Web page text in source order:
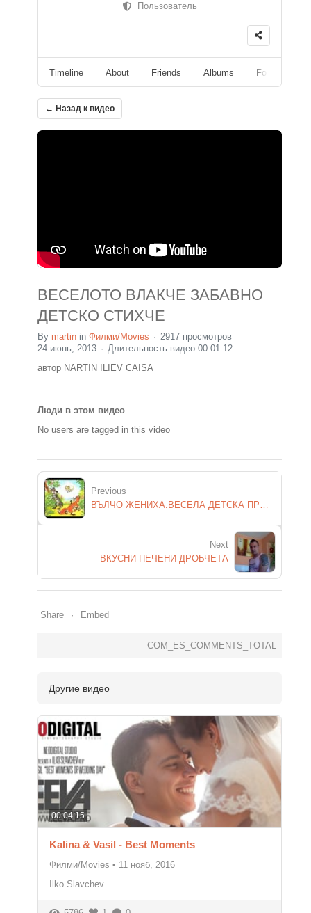
Пользователь
Timeline About Friends Albums Followers
← Назад к видео
ВЕСЕЛОТО ВЛАКЧЕ ЗАБАВНО
ДЕТСКО СТИХЧЕ
By martin in Филми/Movies
2917 просмотров
24 июнь, 2013
Длительность видео 00:01:12
автор NARTIN ILIEV CAISA
Люди в этом видео
No users are tagged in this video
Previous
Next
ВКУСНИ ПЕЧЕНИ ДРОБЧЕТА
Share Embed
COM_ES_COMMENTS_TOTAL
Другие видео
00:04:15
Kalina & Vasil - Best Moments
Филми/Movies • 11 нояб, 2016
Ilko Slavchev